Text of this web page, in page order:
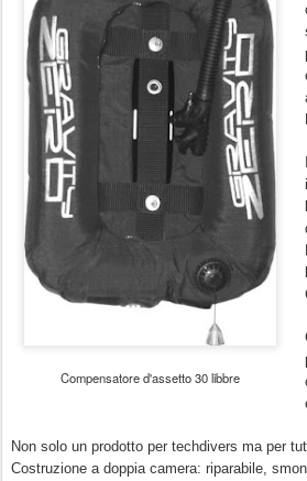
Compensatore d'assetto 30 libbre
Non solo un prodotto per techdivers ma per
Costruzione a doppia camera: riparabile,